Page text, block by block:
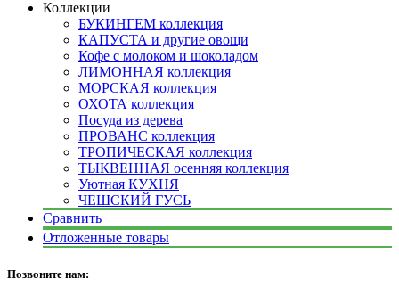
Коллекции
БУКИНГЕМ коллекция
КАПУСТА и другие овощи
Кофе с молоком и шоколадом
ЛИМОННАЯ коллекция
МОРСКАЯ коллекция
ОХОТА коллекция
Посуда из дерева
ПРОВАНС коллекция
ТРОПИЧЕСКАЯ коллекция
ТЫКВЕННАЯ осенняя коллекция
Уютная КУХНЯ
ЧЕШСКИЙ ГУСЬ
Сравнить
Отложенные товары
Позвоните нам: